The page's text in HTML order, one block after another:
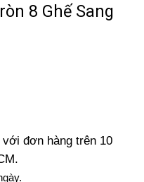
8 Ghế Sang
đơn hàng trên 10